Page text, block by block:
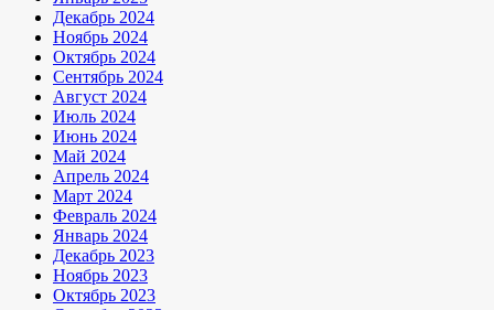
Декабрь 2024
Ноябрь 2024
Октябрь 2024
Сентябрь 2024
Август 2024
Июль 2024
Июнь 2024
Май 2024
Апрель 2024
Март 2024
Февраль 2024
Январь 2024
Декабрь 2023
Ноябрь 2023
Октябрь 2023